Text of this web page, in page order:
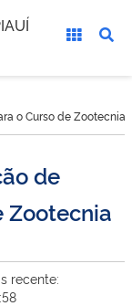
o Curso de Zootecnia
de
Zootecnia
recente: